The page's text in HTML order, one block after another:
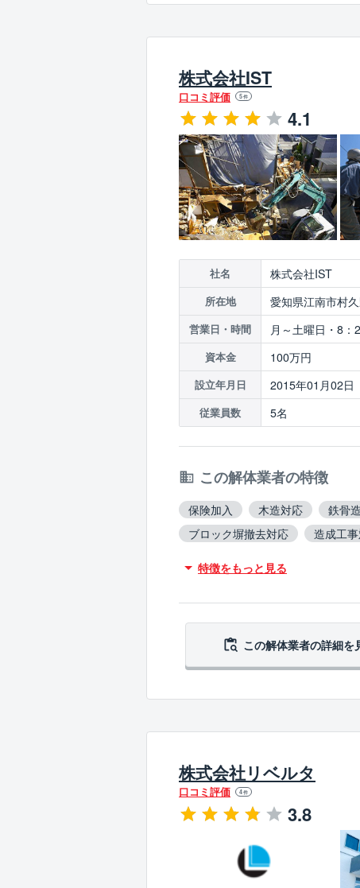
株式会社IST
口コミ評価 5件
4.1
社名 株式会社IST
所在地 愛知県江南市村
営業日・時間 月～土曜日・8：
資本金 100万円
設立年月日 2015年01月02日
従業員数 5名
この解体業者の特徴
保険加入 木造対応 鉄骨
ブロック塀撤去対応
造成工
特徴をもっと見る
この解体業者の詳細を
株式会社リベルタ
口コミ評価 4件
3.8